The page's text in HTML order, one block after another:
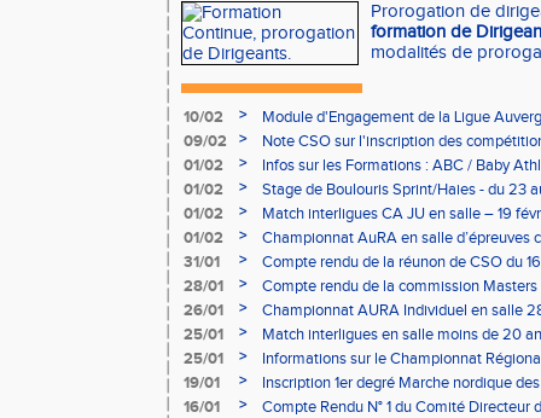
Prorogation de
formation de
modalités de
10/02 >
Module d'Engagement de la Ligue
09/02
>
Note CSO sur l'inscription des
01/02
>
Infos sur les Formations : ABC / Baby
01/02
>
Stage de Boulouris Sprint/Haies - du 23
01/02
>
Match interligues CA JU en salle – 19
01/02
>
Championnat AuRA en salle d’épreuves
- le 12 février
31/01 >
Compte rendu de la réunon de CSO du
28/01
>
Compte rendu de la commission
à Bourgoin
26/01 >
Championnat AURA Individuel en salle
25/01
>
Match interligues en salle moins de 20
25/01
>
Informations sur le Championnat
05/02
19/01 >
Inscription 1er degré Marche nordique
03/02 (sous condition)
16/01 >
Compte Rendu N° 1 du Comité Directeur